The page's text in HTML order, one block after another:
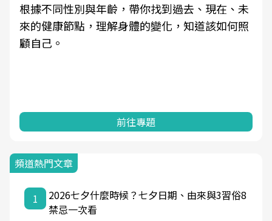
根據不同性別與年齡，帶你找到過去、現在、未
來的健康節點，理解身體的變化，知道該如何照
顧自己。
前往專題
頻道熱門文章
1
2026七夕什麼時候？七夕日期、由來與3習俗8
禁忌一次看